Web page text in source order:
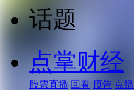
话题
点掌财经
股票直播 回看 预告 点播